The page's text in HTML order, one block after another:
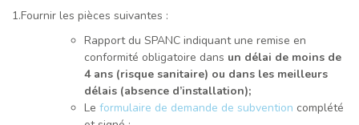
1.Fournir les pièces suivantes :
Rapport du SPANC indiquant une remise en
conformité obligatoire dans un délai de moins de
4 ans (risque sanitaire) ou dans les meilleurs
délais (absence d’installation);
Le formulaire de demande de subvention complété